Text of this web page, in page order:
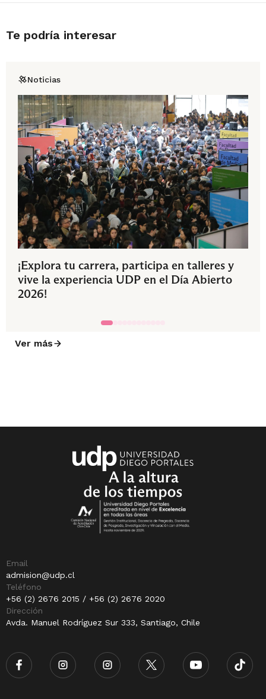
Te podría interesar
Noticias
¡Explora tu carrera, participa en talleres y
vive la experiencia UDP en el Día Abierto
2026!
Ver más
Email
admision@udp.cl
Teléfono
+56 (2) 2676 2015 / +56 (2) 2676 2020
Dirección
Avda. Manuel Rodríguez Sur 333, Santiago, Chile